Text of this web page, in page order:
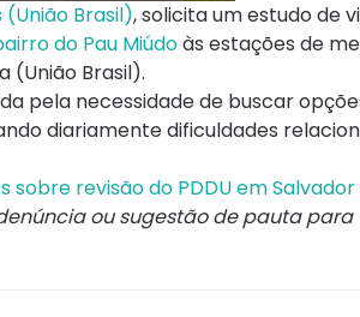
(União Brasil), solicita um estudo de
do Pau Miúdoàs estações de
(União Brasil).
pela necessidade de buscar
diariamente dificuldades
revisão do PDDU em Salvador
ou sugestão de pauta para